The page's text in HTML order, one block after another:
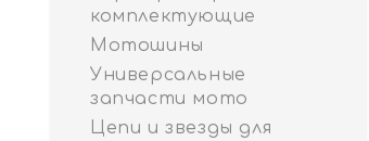
комплектующие
Мотошины
Универсальные
запчасти мото
Цепи и звезды для